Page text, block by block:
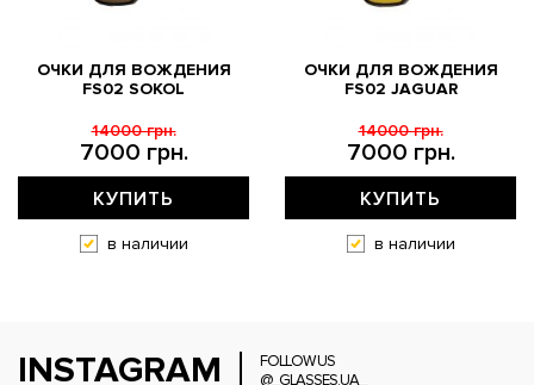
ОЧКИ ДЛЯ ВОЖДЕНИЯ
FS02 SOKOL
7000 грн.
14000 грн.
КУПИТЬ
в наличии
ОЧКИ ДЛЯ ВОЖДЕНИЯ
FS02 JAGUAR
7000 грн.
14000 грн.
КУПИТЬ
в наличии
INSTAGRAM
FOLLOW US
@_GLASSES.UA_